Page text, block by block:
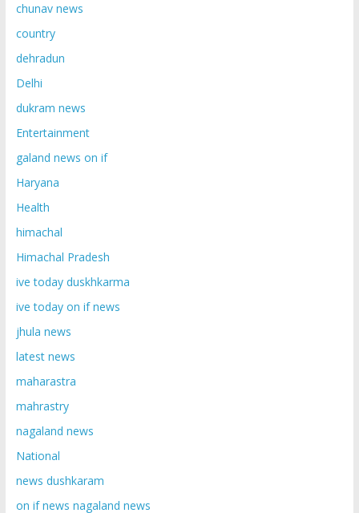
chunav news
country
dehradun
Delhi
dukram news
Entertainment
galand news on if
Haryana
Health
himachal
Himachal Pradesh
ive today duskhkarma
ive today on if news
jhula news
latest news
maharastra
mahrastry
nagaland news
National
news dushkaram
on if news nagaland news